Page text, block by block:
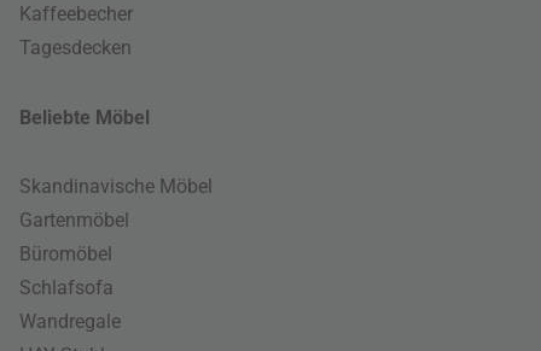
Kaffeebecher
Tagesdecken
Beliebte Möbel
Skandinavische Möbel
Gartenmöbel
Büromöbel
Schlafsofa
Wandregale